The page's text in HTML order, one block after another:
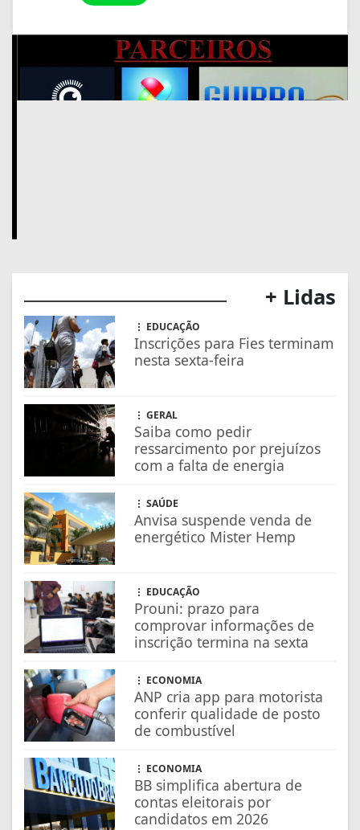
+ Lidas
EDUCAÇÃO
Inscrições para Fies terminam
nesta sexta-feira
GERAL
Saiba como pedir
ressarcimento por prejuízos
com a falta de energia
SAÚDE
Anvisa suspende venda de
energético Mister Hemp
EDUCAÇÃO
Prouni: prazo para
comprovar informações de
inscrição termina na sexta
ECONOMIA
ANP cria app para motorista
conferir qualidade de posto
de combustível
ECONOMIA
BB simplifica abertura de
contas eleitorais por
candidatos em 2026